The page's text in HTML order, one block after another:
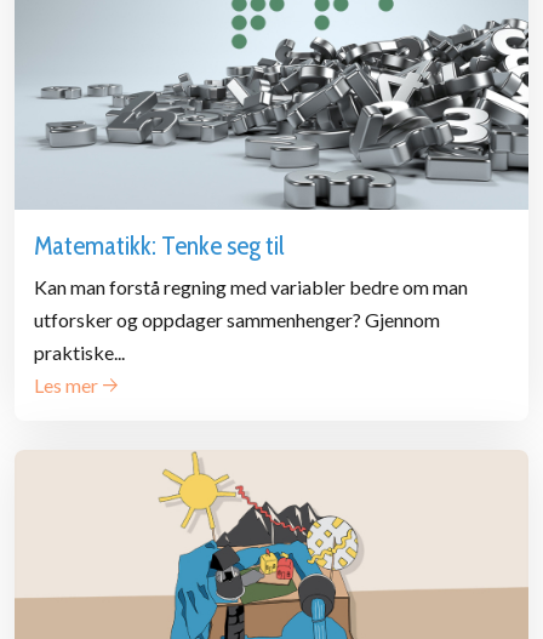
Matematikk: Tenke seg til
Kan man forstå regning med variabler bedre om man
utforsker og oppdager sammenhenger? Gjennom
praktiske...
Les mer